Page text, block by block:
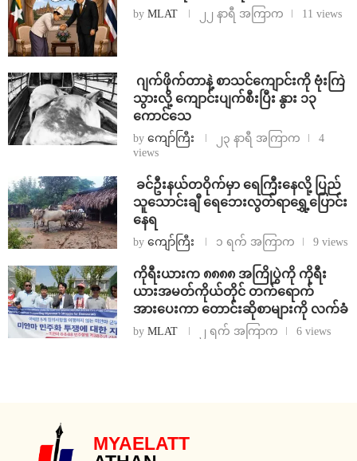
by MLAT ၂၂ နာရီ အကြာက 11 views
⁨⁩ ⁨ဂျက်ဖိုက်တာနဲ့ စာသင်ကျောင်းကို ဗုံးကြဲ
သွားလို့ ကျောင်းပျက်စီးပြီး နွား ၁၃
ကောင်သေ
by ကျော်ကြီး ၂၃ နာရီ အကြာက
4
views
⁩ ⁨ခင်ဦးနယ်တဝိုက်မှာ ရေကြီးနေလို့ ပြည်
သူသောင်းချီ ရေဘေးလွတ်ရာရွှေ့ပြောင်း
နေရ
by ကျော်ကြီး ၁ ရက် အကြာက 9 views
ကိုရီးယားက ၈၈၈၈ အကြိုပွဲကို ကိုရီး
ယားအမတ်ကိုယ်တိုင် တက်ရောက်
အားပေးကာ တောင်းဆိုစာများကို လက်ခံ
by MLAT ၂ ရက် အကြာက 6 views
MYAELATT